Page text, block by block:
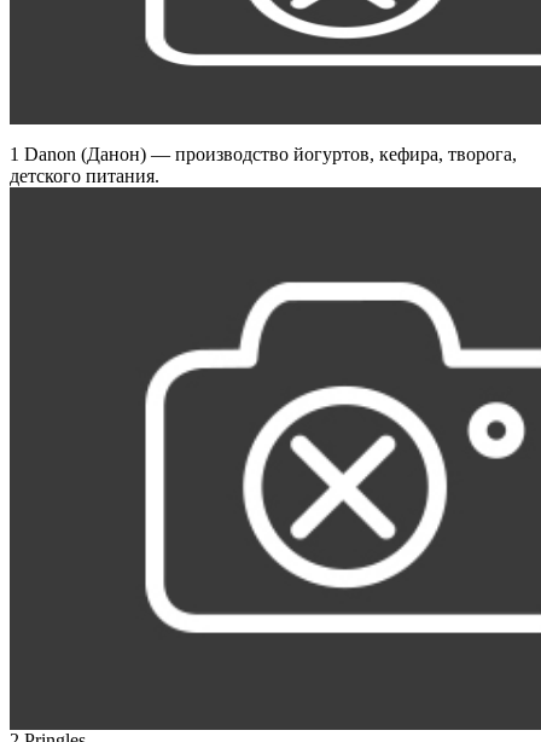
1 Danon (Данон) — производство йогуртов, кефира, творога,
детского питания.